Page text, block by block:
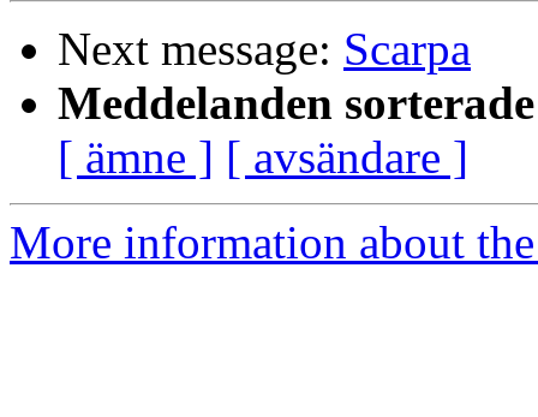
Next message: Scarpa
Meddelanden
[ ämne ] [ avsändare ]
More information about